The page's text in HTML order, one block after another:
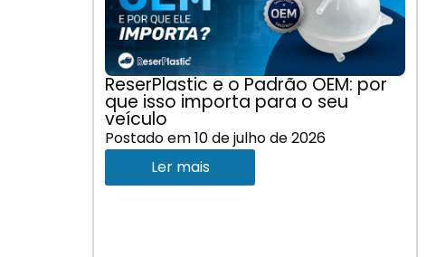
ReserPlastic e o Padrão OEM: por
que isso importa para o seu
veículo
Postado em10 de julho de 2026
Ler mais